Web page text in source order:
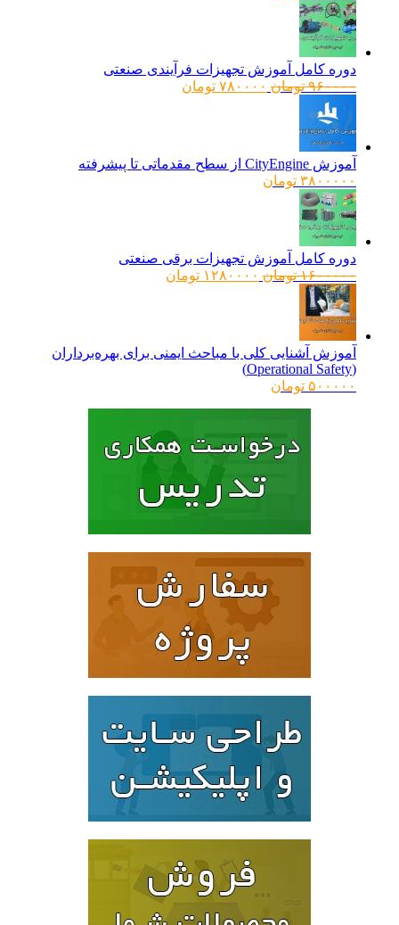
دوره کامل آموزش تجهیزات فرآیندی صنعتی
۹۶۰۰۰۰ تومانقیمت
۷۸۰۰۰۰ تومانقیمت
آموزش CityEngine از سطح مقدماتی تا پیشرفته
۳۸۰۰۰۰۰ تومان
دوره کامل آموزش تجهیزات برقی صنعتی
۱۶۰۰۰۰۰ تومانقیمت
۱۲۸۰۰۰۰ تومانقیمت
آموزش آشنایی کلی با مباحث ایمنی برای بهره‌برداران
۵۰۰۰۰۰ تومان